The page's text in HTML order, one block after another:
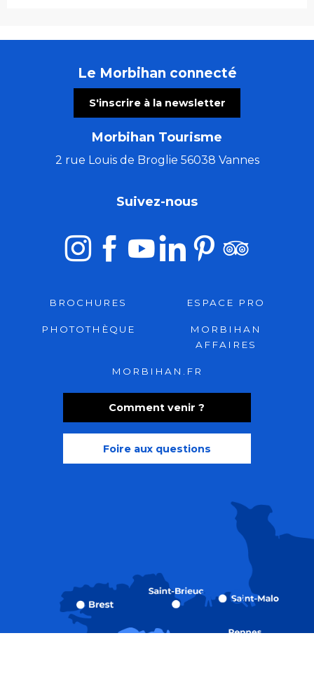
Le Morbihan connecté
S'inscrire à la newsletter
Morbihan Tourisme
2 rue Louis de Broglie 56038 Vannes
Comment venir ?
Foire aux questions
Suivez-nous
BROCHURES ESPACE PRO
PHOTOTHÈQUE
MORBIHAN
AFFAIRES
MORBIHAN.FR